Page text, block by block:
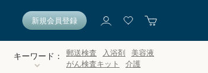
新規会員登録
キーワード： 郵送検査 入浴剤
美容液
がん検査キット
介護